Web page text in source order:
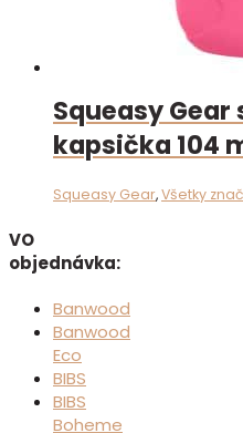
Squeasy
kapsička 104
Squeasy Gear,Všetky
VO
objednávka:
Banwood
Banwood
Eco
BIBS
BIBS
Boheme